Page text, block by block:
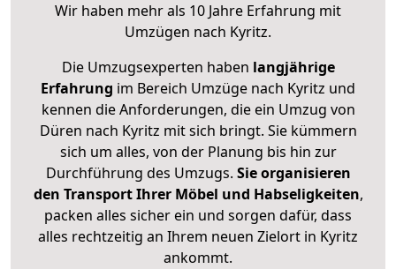
Wir haben mehr als 10 Jahre Erfahrung mit
Umzügen nach Kyritz.
Die Umzugsexperten haben langjährige
Erfahrung im Bereich Umzüge nach Kyritz und
kennen die Anforderungen, die ein Umzug von
Düren nach Kyritz mit sich bringt. Sie kümmern
sich um alles, von der Planung bis hin zur
Durchführung des Umzugs. Sie organisieren
den Transport Ihrer Möbel und Habseligkeiten,
packen alles sicher ein und sorgen dafür, dass
alles rechtzeitig an Ihrem neuen Zielort in Kyritz
ankommt.